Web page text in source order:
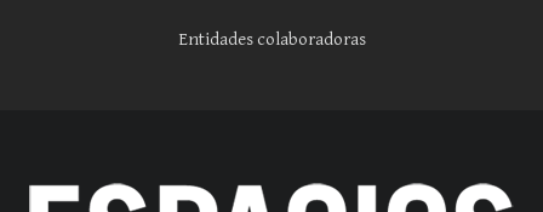
Entidades colaboradoras